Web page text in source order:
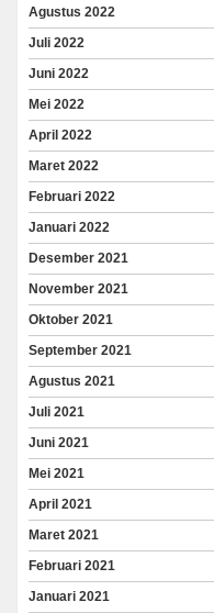
Agustus 2022
Juli 2022
Juni 2022
Mei 2022
April 2022
Maret 2022
Februari 2022
Januari 2022
Desember 2021
November 2021
Oktober 2021
September 2021
Agustus 2021
Juli 2021
Juni 2021
Mei 2021
April 2021
Maret 2021
Februari 2021
Januari 2021